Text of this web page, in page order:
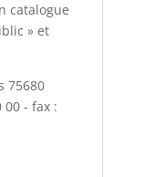
catalogue
» et
75680
00 - fax :